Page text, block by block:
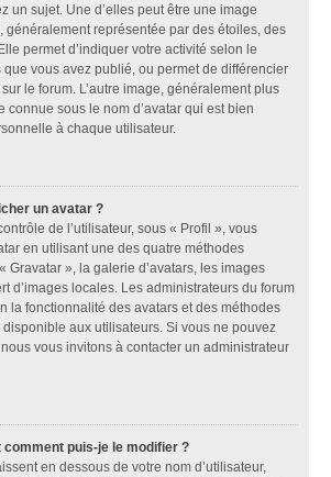
un sujet. Une d’elles peut être une image
généralement représentée par des étoiles, des
permet d’indiquer votre activité selon le
vous avez publié, ou permet de différencier
le forum. L’autre image, généralement plus
connue sous le nom d’avatar qui est bien
à chaque utilisateur.
un avatar ?
de l’utilisateur, sous « Profil », vous
en utilisant une des quatre méthodes
Gravatar », la galerie d’avatars, les images
d’images locales. Les administrateurs du forum
la fonctionnalité des avatars et des méthodes
disponible aux utilisateurs. Si vous ne pouvez
vous invitons à contacter un administrateur
comment puis-je le modifier ?
en dessous de votre nom d’utilisateur,